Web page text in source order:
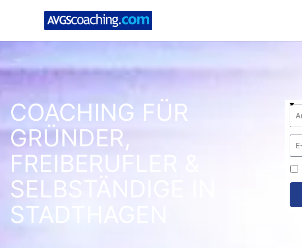
COACHING FÜR
GRÜNDER,
FREIBERUFLER &
SELBSTÄNDIGE IN
STADTHAGEN